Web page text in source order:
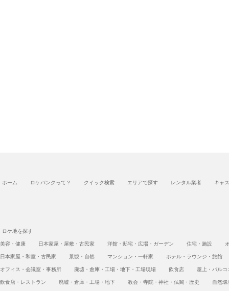
ホーム ロケバンクって？ クイック検索 エリアで探す レンタル業者 キャ
ロケ地を探す
美容・健康
日本家屋・屋敷・古民家 洋館・邸宅・広場・ガーデン 住宅・施設
日本家屋・和室・古民家
景観・自然 マンション・一軒家
ホテル・ラウンジ・旅館
オフィス・会議室・事務所
廃墟・倉庫・工場・地下・工場現場 飲食店
屋上・バル
飲食店・レストラン
廃墟・倉庫・工場・地下 教会・寺院・神社・仏閣・歴史
自然環